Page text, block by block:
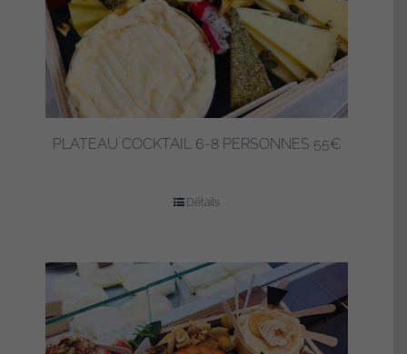
PLATEAU COCKTAIL 6-8 PERSONNES 55€
Détails